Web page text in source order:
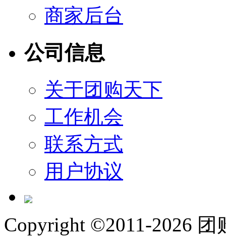
商家后台
公司信息
关于团购天下
工作机会
联系方式
用户协议
Copyright ©2011-2026 团